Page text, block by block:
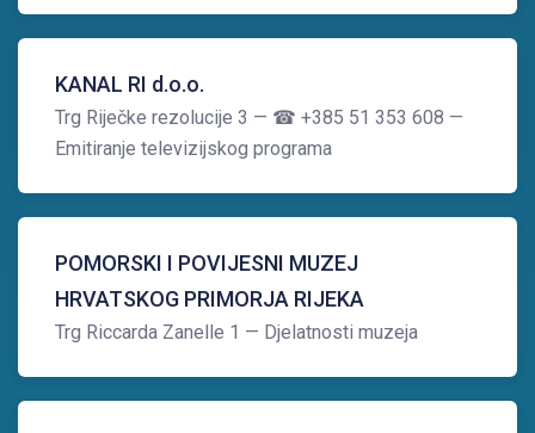
KANAL RI d.o.o.
Trg Riječke rezolucije 3 — ☎ +385 51 353 608 —
Emitiranje televizijskog programa
POMORSKI I POVIJESNI MUZEJ
HRVATSKOG PRIMORJA RIJEKA
Trg Riccarda Zanelle 1 — Djelatnosti muzeja